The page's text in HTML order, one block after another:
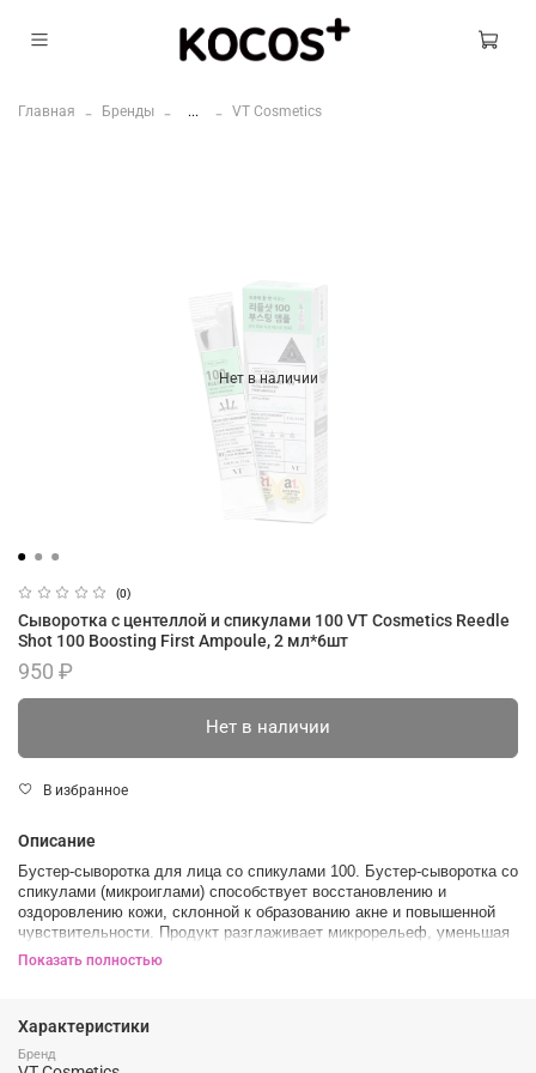
Главная Бренды ... VT Cosmetics
Нет в наличии
(0)
Сыворотка с центеллой и спикулами 100 VT Cosmetics Reedle
Shot 100 Boosting First Ampoule, 2 мл*6шт
950 ₽
Нет в наличии
В избранное
Описание
Бустер-сыворотка для лица со спикулами 100. Бустер-сыворотка со
спикулами (микроиглами) способствует восстановлению и
оздоровлению кожи, склонной к образованию акне и повышенной
чувствительности. Продукт разглаживает микрорельеф, уменьшая
размер и глубину пор, деликатно осветляет пигментацию и
Как применять:
Во время вечернего ухода нанесите необходимое количество
Показать полностью
Характеристики
Бренд